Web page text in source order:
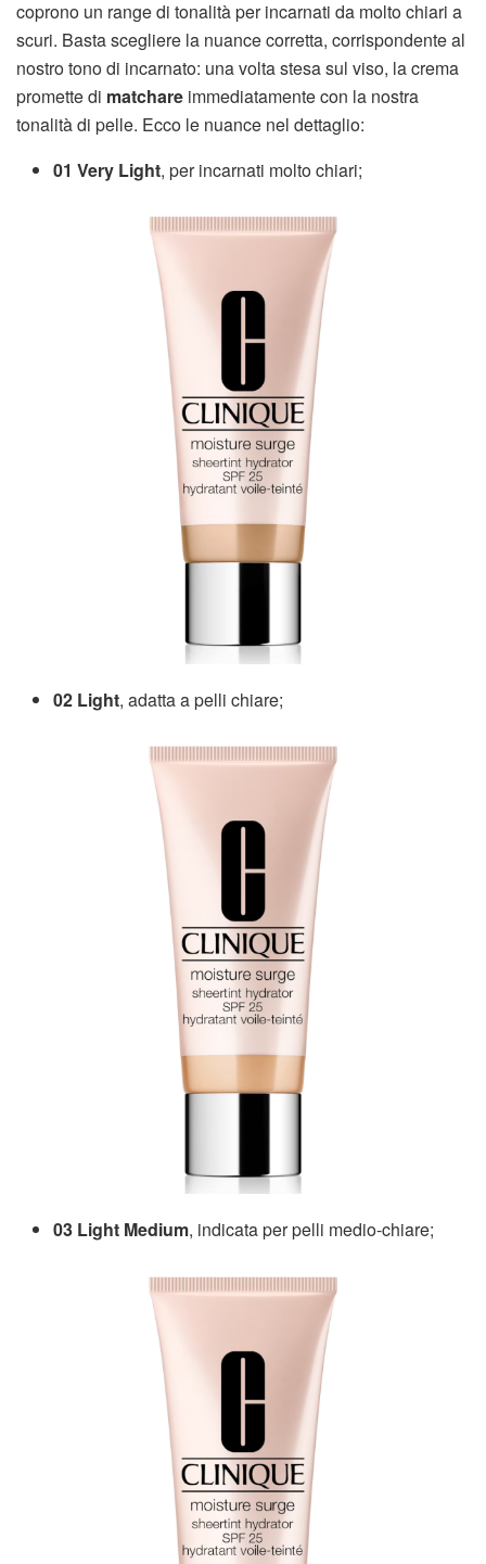
coprono un range di tonalità per incarnati da molto chiari a
scuri. Basta scegliere la nuance corretta, corrispondente al
nostro tono di incarnato: una volta stesa sul viso, la crema
promette di matchare immediatamente con la nostra
tonalità di pelle. Ecco le nuance nel dettaglio:
01 Very Light, per incarnati molto chiari;
02 Light, adatta a pelli chiare;
03 Light Medium, indicata per pelli medio-chiare;